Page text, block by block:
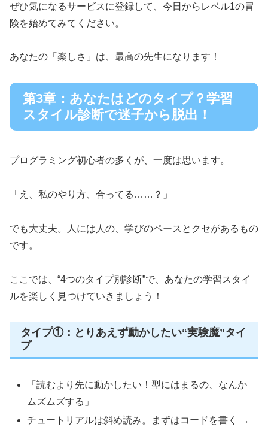
ぜひ気になるサービスに登録して、今日からレベル1の冒
険を始めてみてください。
あなたの「楽しさ」は、最高の先生になります！
第3章：あなたはどのタイプ？学習
スタイル診断で迷子から脱出！
プログラミング初心者の多くが、一度は思います。
「え、私のやり方、合ってる……？」
でも大丈夫。人には人の、学びのペースとクセがあるもの
です。
ここでは、“4つのタイプ別診断”で、あなたの学習スタイ
ルを楽しく見つけていきましょう！
タイプ①：とりあえず動かしたい“実験魔”タイ
プ
「読むより先に動かしたい！型にはまるの、なんか
ムズムズする」
チュートリアルは斜め読み。まずはコードを書く →